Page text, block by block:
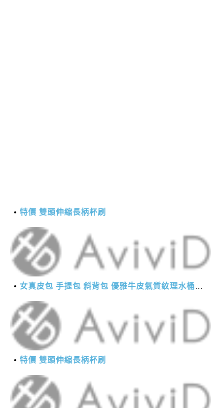
特價 雙頭伸縮長柄杯刷
女真皮包 手提包 斜背包 優雅牛皮氣質紋理水桶包(2色)【XBO7950112】＊艾美時尚(現+預)
特價 雙頭伸縮長柄杯刷